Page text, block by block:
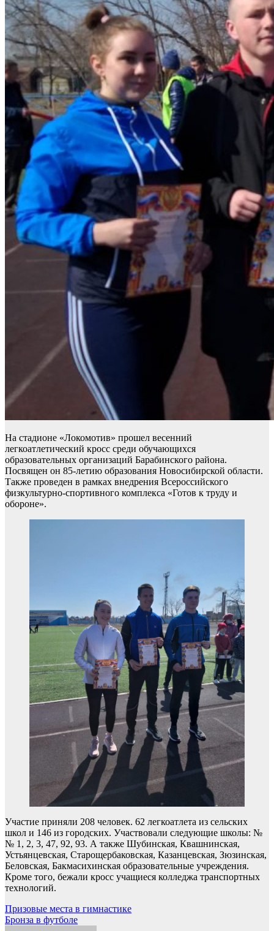
На стадионе «Локомотив» прошел весенний
легкоатлетический кросс среди обучающихся
образовательных организаций Барабинского района.
Посвящен он 85-летию образования Новосибирской области.
Также проведен в рамках внедрения Всероссийского
физкультурно-спортивного комплекса «Готов к труду и
обороне».
Участие приняли 208 человек. 62 легкоатлета из сельских
школ и 146 из городских. Участвовали следующие школы: №
№ 1, 2, 3, 47, 92, 93. А также Шубинская, Квашнинская,
Устьянцевская, Старощербаковская, Казанцевская, Зюзинская,
Беловская, Бакмасихинская образовательные учреждения.
Кроме того, бежали кросс учащиеся колледжа транспортных
технологий.
Навигация
по
Призовые места в гимнастике
Бронза в футболе